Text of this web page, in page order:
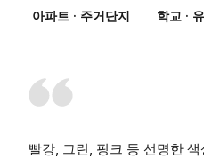
아파트 · 주거단지 학교 ·
빨강, 그린, 핑크 등 선명한